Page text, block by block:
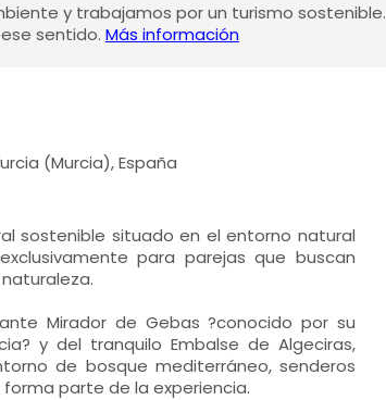
y trabajamos por un turismo sostenible.
sentido. Más información
(Murcia), España
sostenible situado en el entorno natural
para parejas que buscan
Mirador de Gebas ?conocido por su
y del tranquilo Embalse de Algeciras,
de bosque mediterráneo, senderos
parte de la experiencia.